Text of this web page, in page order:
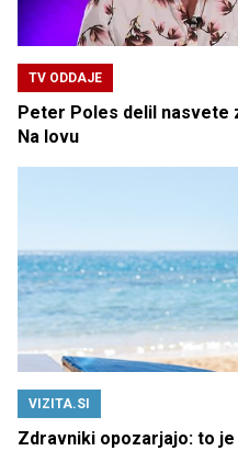
TV ODDAJE
Peter Poles delil nasvete
Na lovu
VIZITA.SI
Zdravniki opozarjajo: to